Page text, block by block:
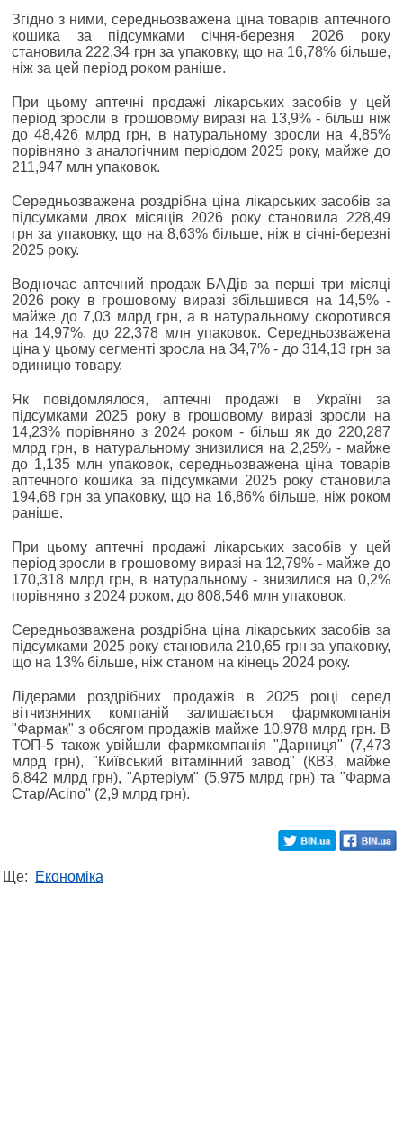
Згідно з ними, середньозважена ціна товарів аптечного
кошика за підсумками січня-березня 2026 року
становила 222,34 грн за упаковку, що на 16,78% більше,
ніж за цей період роком раніше.
При цьому аптечні продажі лікарських засобів у цей
період зросли в грошовому виразі на 13,9% - більш ніж
до 48,426 млрд грн, в натуральному зросли на 4,85%
порівняно з аналогічним періодом 2025 року, майже до
211,947 млн упаковок.
Середньозважена роздрібна ціна лікарських засобів за
підсумками двох місяців 2026 року становила 228,49
грн за упаковку, що на 8,63% більше, ніж в січні-березні
2025 року.
Водночас аптечний продаж БАДів за перші три місяці
2026 року в грошовому виразі збільшився на 14,5% -
майже до 7,03 млрд грн, а в натуральному скоротився
на 14,97%, до 22,378 млн упаковок. Середньозважена
ціна у цьому сегменті зросла на 34,7% - до 314,13 грн за
одиницю товару.
Як повідомлялося, аптечні продажі в Україні за
підсумками 2025 року в грошовому виразі зросли на
14,23% порівняно з 2024 роком - більш як до 220,287
млрд грн, в натуральному знизилися на 2,25% - майже
до 1,135 млн упаковок, середньозважена ціна товарів
аптечного кошика за підсумками 2025 року становила
194,68 грн за упаковку, що на 16,86% більше, ніж роком
раніше.
При цьому аптечні продажі лікарських засобів у цей
період зросли в грошовому виразі на 12,79% - майже до
170,318 млрд грн, в натуральному - знизилися на 0,2%
порівняно з 2024 роком, до 808,546 млн упаковок.
Середньозважена роздрібна ціна лікарських засобів за
підсумками 2025 року становила 210,65 грн за упаковку,
що на 13% більше, ніж станом на кінець 2024 року.
Лідерами роздрібних продажів в 2025 році серед
вітчизняних компаній залишається фармкомпанія
"Фармак" з обсягом продажів майже 10,978 млрд грн. В
ТОП-5 також увійшли фармкомпанія "Дарниця" (7,473
млрд грн), "Київський вітамінний завод" (КВЗ, майже
6,842 млрд грн), "Артеріум" (5,975 млрд грн) та "Фарма
Стар/Acino" (2,9 млрд грн).
Ще: Економіка